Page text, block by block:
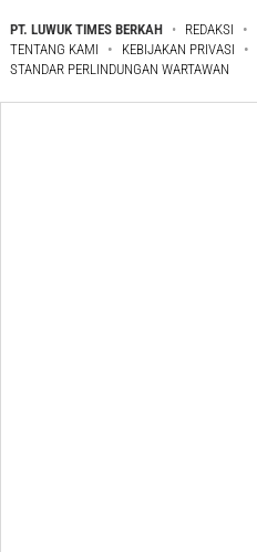
PT. LUWUK TIMES BERKAH REDAKSI
TENTANG KAMI
KEBIJAKAN PRIVASI
STANDAR PERLINDUNGAN WARTAWAN